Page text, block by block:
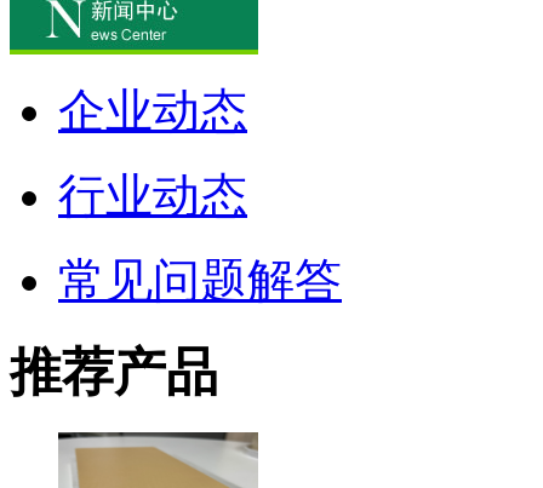
企业动态
行业动态
常见问题解答
推荐产品